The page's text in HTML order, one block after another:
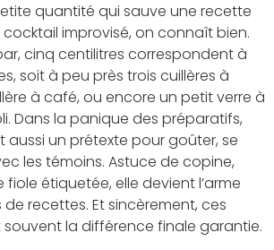
quantité qui sauve une recette
improvisé, on connaît bien.
cinq centilitres correspondent à
soit à peu près trois cuillères à
à café, ou encore un petit verre à
Dans la panique des préparatifs,
aussi un prétexte pour goûter, se
les témoins. Astuce de copine,
étiquetée, elle devient l’arme
recettes. Et sincèrement, ces
la différence finale garantie.